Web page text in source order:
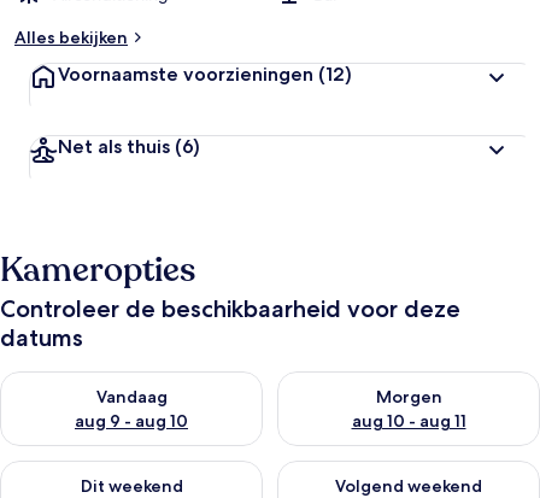
Alles bekijken
Voornaamste voorzieningen (12)
Net als thuis (6)
Kameropties
Controleer de beschikbaarheid voor deze
datums
Vandaag
aug 9 - aug 10
De beschikbaarheid controleren voor vanavond aug 9 - aug
Morgen
aug 10 - aug 11
De beschikbaarheid
Dit weekend
De beschikbaarheid controleren voor dit weekend aug 14 -
Volgend weekend
De beschikbaarheid